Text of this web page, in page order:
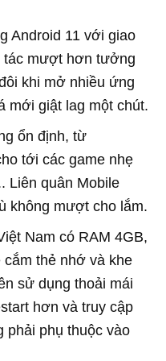
Android 11 với giao
tác mượt hơn tưởng
khi mở nhiều ứng
mới giật lag một chút.
ổn định, từ
tới các game nhẹ
Liên quân Mobile
không mượt cho lắm.
Nam có RAM 4GB,
cắm thẻ nhớ và khe
sử dụng thoải mái
hơn và truy cập
phải phụ thuộc vào